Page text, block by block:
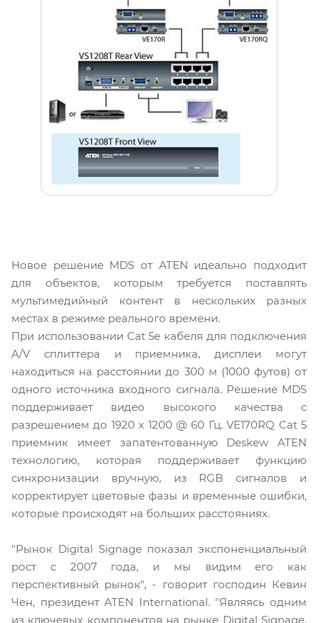
Новое решение MDS от ATEN идеально подходит
для объектов, которым требуется поставлять
мультимедийный контент в нескольких разных
местах в режиме реального времени.
При использовании Cat 5e кабеля для подключения
A/V сплиттера и приемника, дисплеи могут
находиться на расстоянии до 300 м (1000 футов) от
одного источника входного сигнала. Решение MDS
поддерживает видео высокого качества с
разрешением до 1920 x 1200 @ 60 Гц. VE170RQ Cat 5
приемник имеет запатентованную Deskew ATEN
технологию, которая поддерживает функцию
синхронизации вручную, из RGB сигналов и
корректирует цветовые фазы и временные ошибки,
которые происходят на больших расстояниях.
"Рынок Digital Signage показал экспоненциальный
рост с 2007 года, и мы видим его как
перспективный рынок", - говорит господин Кевин
Чен, президент ATEN International. "Являясь одним
из ключевых компонентов на рынке Digital Signage,